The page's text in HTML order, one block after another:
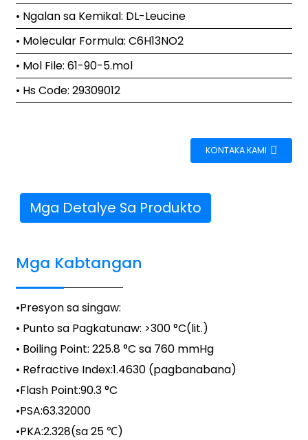
• Ngalan sa Kemikal: DL-Leucine
• Molecular Formula: C6H13NO2
• Mol File: 61-90-5.mol
• Hs Code: 29309012
KONTAKA KAMI
Mga Detalye Sa Produkto
Mga Kabtangan
•Presyon sa singaw:
• Punto sa Pagkatunaw: >300 °C(lit.)
• Boiling Point: 225.8 °C sa 760 mmHg
• Refractive Index:1.4630 (pagbanabana)
•Flash Point:90.3 °C
•PSA:63.32000
•PKA:2.328(sa 25 ℃)